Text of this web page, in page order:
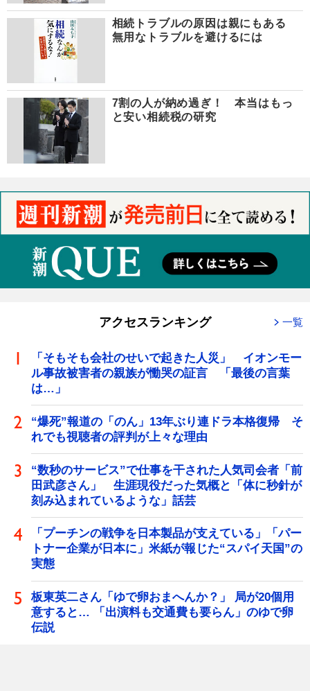
相続トラブルの原因は親にもある
無用なトラブルを避けるには
7割の人が納め過ぎ！ 本当はもっ
と安い相続税の研究
アクセスランキング 一覧
「そもそも会社のせいで起きた人災」 イオンモー
ル事故被害者の親族が慟哭の証言 「最後の言葉
は…」
“爆死”報道の「のん」13年ぶり連ドラ本格復帰 そ
れでも視聴者の評判が上々な理由
“数秒のサービス”で仕事を干された人気司会者「前
田武彦さん」 生涯現役だった気概と「体に秒針が
刻み込まれているような」話芸
「プーチンの戦争を日本製品が支えている」「パー
トナー企業が日本に」米紙が報じた“スパイ天国”の
実態
板東英二さん「ゆで卵おまへんか？」 局が20個用
意すると… 「出演料も交通費も要らん」のゆで卵
伝説